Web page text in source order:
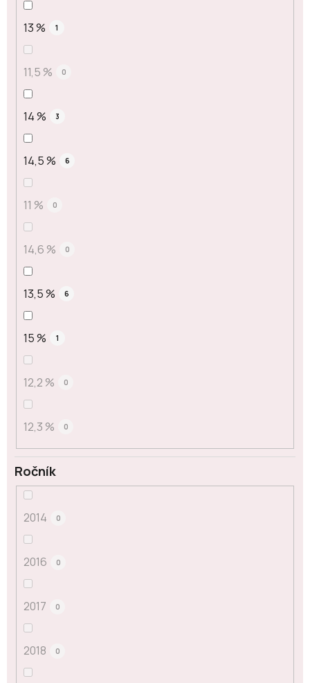
13 % 1
11,5 % 0
14 % 3
14,5 % 6
11 % 0
14,6 % 0
13,5 % 6
15 % 1
12,2 % 0
12,3 % 0
Ročník
2014 0
2016 0
2017 0
2018 0